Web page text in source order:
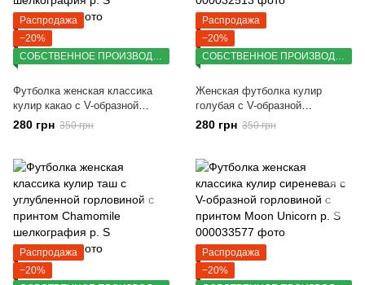
Распродажа
−20%
СОБСТВЕННОЕ ПРОИЗВОДСТВО
Футболка женская классика
кулир какао с V-образной
горловиной с принтом Girls can
do шелкография р. S
280 грн 350 грн
Распродажа
−20%
СОБСТВЕННОЕ ПРОИЗВОДСТВО
Женская футболка кулир
голубая с V-образной
горловиной с принтом Girls can
do шелкография р. S
280 грн 350 грн
Распродажа
−20%
Распродажа
−20%